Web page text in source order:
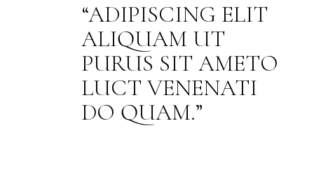
ADIPISCING ELIT
ALIQUAM UT
PURUS SIT AMETO
LUCT VENENATI
DO QUAM.